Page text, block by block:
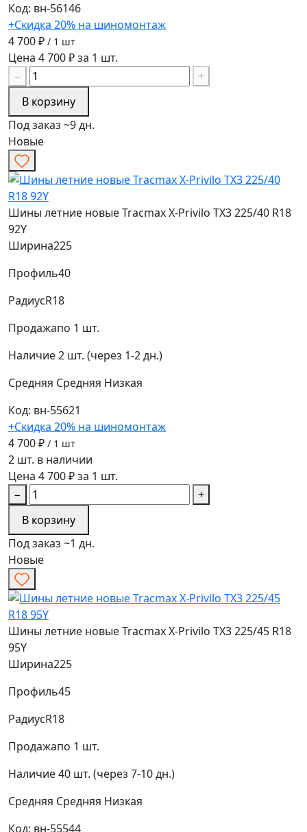
Код: вн-56146
+Скидка 20% на шиномонтаж
4 700 ₽ / 1 шт
Цена 4 700 ₽ за 1 шт.
−
+
В корзину
Под заказ ~9 дн.
Новые
Шины летние новые Tracmax X-Privilo TX3 225/40 R18
92Y
Ширина225
Профиль40
РадиусR18
Продажапо 1 шт.
Наличие2 шт. (через 1-2 дн.)
Средняя Средняя Низкая
Код: вн-55621
+Скидка 20% на шиномонтаж
4 700 ₽ / 1 шт
2 шт. в наличии
Цена 4 700 ₽ за 1 шт.
−
+
В корзину
Под заказ ~1 дн.
Новые
Шины летние новые Tracmax X-Privilo TX3 225/45 R18
95Y
Ширина225
Профиль45
РадиусR18
Продажапо 1 шт.
Наличие40 шт. (через 7-10 дн.)
Средняя Средняя Низкая
Код: вн-55544